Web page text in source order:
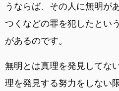
うならば、その人に無明が
つくなどの罪を犯したとい
があるのです。
無明とは真理を発見してな
理を発見する努力をしない